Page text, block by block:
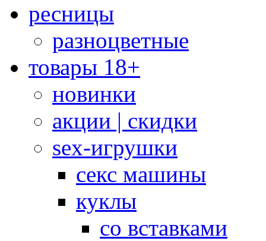
ресницы
разноцветные
товары 18+
новинки
акции | скидки
sex-игрушки
секс машины
куклы
со вставками